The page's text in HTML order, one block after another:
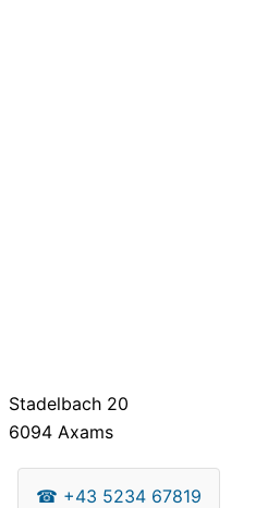
Stadelbach 20
6094 Axams
☎ +43 5234 67819